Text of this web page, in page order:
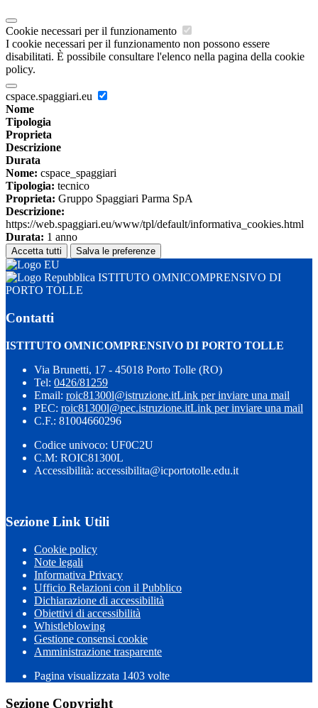
Cookie necessari per il funzionamento
I cookie necessari per il funzionamento non possono essere
disabilitati. È possibile consultare l'elenco nella pagina della cookie
policy.
cspace.spaggiari.eu
Nome
Tipologia
Proprieta
Descrizione
Durata
Nome: cspace_spaggiari
Tipologia: tecnico
Proprieta: Gruppo Spaggiari Parma SpA
Descrizione:
https://web.spaggiari.eu/www/tpl/default/informativa_cookies.html
Durata: 1 anno
Accetta tutti Salva le preferenze
ISTITUTO OMNICOMPRENSIVO DI
PORTO TOLLE
Contatti
ISTITUTO OMNICOMPRENSIVO DI PORTO TOLLE
Via Brunetti, 17 - 45018 Porto Tolle (RO)
Tel: 0426/81259
Email: roic81300l@istruzione.itLink per inviare una mail
PEC: roic81300l@pec.istruzione.itLink per inviare una mail
C.F.: 81004660296
Codice univoco: UF0C2U
C.M: ROIC81300L
Accessibilità: accessibilita@icportotolle.edu.it
Sezione Link Utili
Cookie policy
Note legali
Informativa Privacy
Ufficio Relazioni con il Pubblico
Dichiarazione di accessibilità
Obiettivi di accessibilità
Whistleblowing
Gestione consensi cookie
Amministrazione trasparente
Pagina visualizzata 1403 volte
Sezione Copyright